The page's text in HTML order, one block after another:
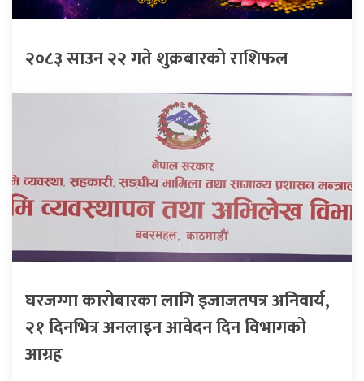
२०८३ साउन २२ गते शुक्रबारको राशिफल
घरजग्गा कारोबारका लागि इजाजतपत्र अनिवार्य,
२१ दिनभित्र अनलाइन आवेदन दिन विभागको
आग्रह